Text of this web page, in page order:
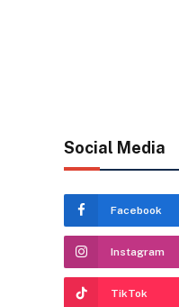
Social Media
Facebook
Instagram
TikTok